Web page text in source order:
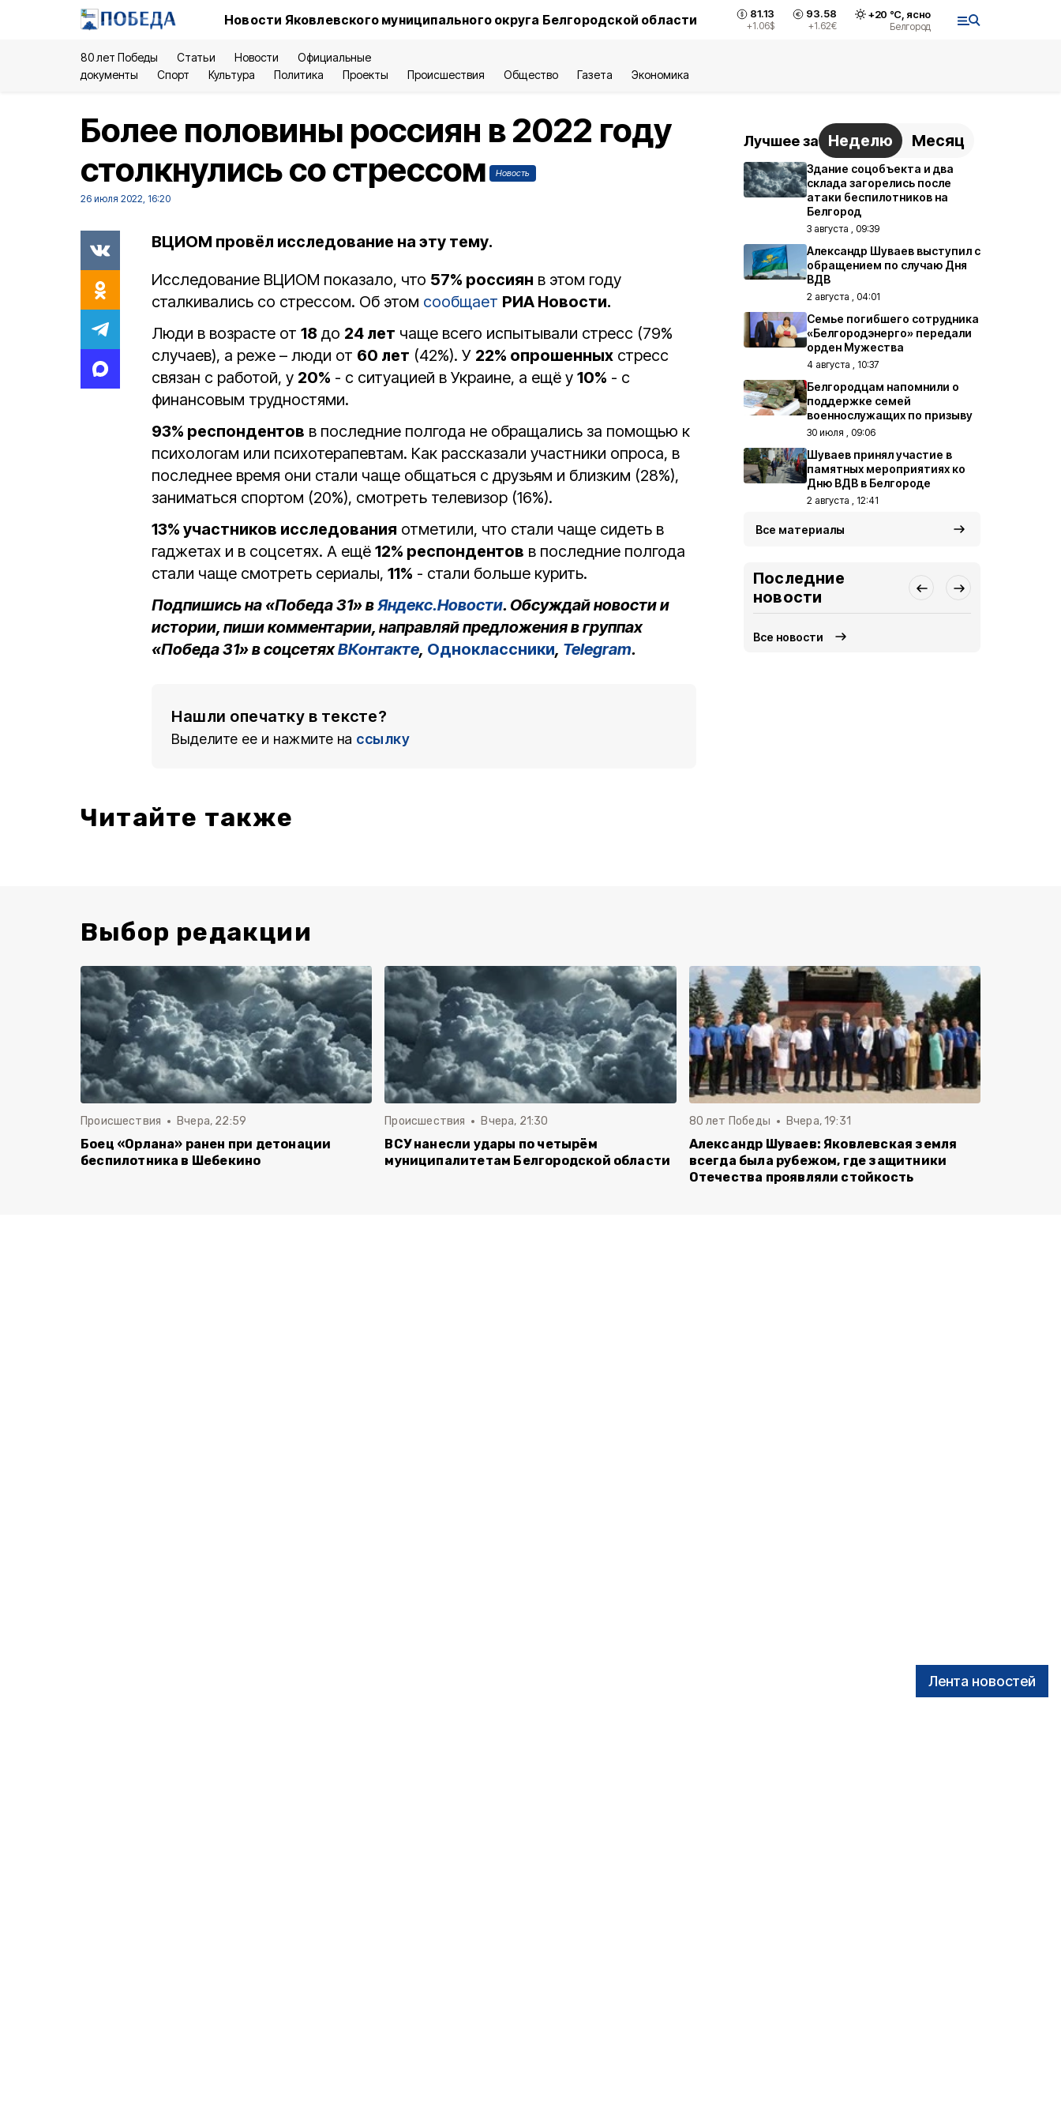
Новости Яковлевского муниципального округа Белгородской области 81.13
+1.06$
93.58
+1.62€
+20 °С, ясно
Белгород
80 лет Победы Статьи Новости
Официальные
документы
Спорт Культура Политика Проекты Происшествия Общество Газета Экономика
Лента новостей
Более половины россиян в 2022 году
столкнулись со стрессом
Новость
26 июля 2022, 16:20
ВЦИОМ провёл исследование на эту тему.
Исследование ВЦИОМ показало, что 57% россиян в этом году
сталкивались со стрессом. Об этом сообщает РИА Новости.
Люди в возрасте от 18 до 24 лет чаще всего испытывали стресс (79%
случаев), а реже – люди от 60 лет (42%). У 22% опрошенных стресс
связан с работой, у 20% - с ситуацией в Украине, а ещё у 10% - с
финансовым трудностями.
93% респондентов в последние полгода не обращались за помощью к
психологам или психотерапевтам. Как рассказали участники опроса, в
последнее время они стали чаще общаться с друзьям и близким (28%),
заниматься спортом (20%), смотреть телевизор (16%).
13% участников исследования отметили, что стали чаще сидеть в
гаджетах и в соцсетях. А ещё 12% респондентов в последние полгода
стали чаще смотреть сериалы, 11% - стали больше курить.
Подпишись на «Победа 31» вЯндекс.Новости. Обсуждай новости и
истории, пиши комментарии, направляй предложения в группах
«Победа 31» в соцсетяхВКонтакте, Одноклассники, Telegram.
Нашли опечатку в тексте?
Выделите ее и нажмите на ссылку
Читайте также
Лучшее за Неделю Месяц
Здание соцобъекта и два
склада загорелись после
атаки беспилотников на
Белгород
3 августа , 09:39
Александр Шуваев выступил с
обращением по случаю Дня
ВДВ
2 августа , 04:01
Семье погибшего сотрудника
«Белгородэнерго» передали
орден Мужества
4 августа , 10:37
Белгородцам напомнили о
поддержке семей
военнослужащих по призыву
30 июля , 09:06
Шуваев принял участие в
памятных мероприятиях ко
Дню ВДВ в Белгороде
2 августа , 12:41
Все материалы
Последние
новости
Все новости
Выбор редакции
Происшествия Вчера, 22:59
Боец «Орлана» ранен при детонации
беспилотника в Шебекино
Происшествия Вчера, 21:30
ВСУ нанесли удары по четырём
муниципалитетам Белгородской области
80 лет Победы Вчера, 19:31
Александр Шуваев: Яковлевская земля
всегда была рубежом, где защитники
Отечества проявляли стойкость